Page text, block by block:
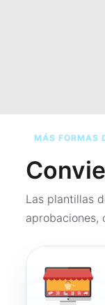
MÁS FORMAS
Las plantillas
aprobaciones,